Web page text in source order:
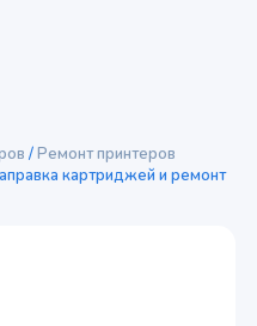
/Ремонт принтеров
картриджей и ремонт